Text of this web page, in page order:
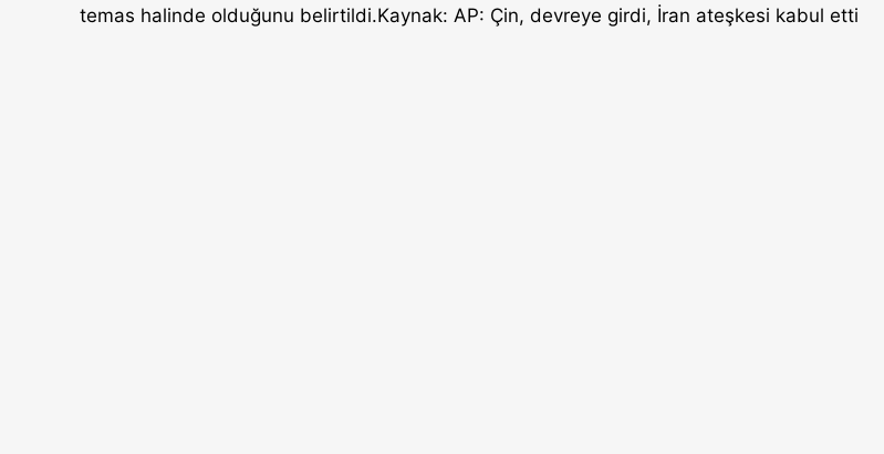
temas halinde olduğunu belirtildi.Kaynak: AP: Çin, devreye girdi, İran ateşkesi kabul etti